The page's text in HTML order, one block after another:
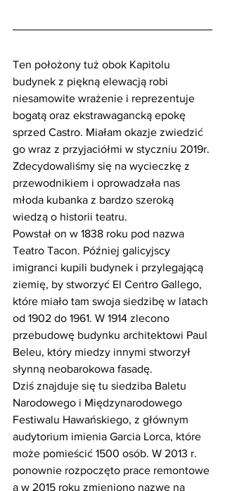
Ten położony tuż obok Kapitolu
budynek z piękną elewacją robi
niesamowite wrażenie i reprezentuje
bogatą oraz ekstrawagancką epokę
sprzed Castro. Miałam okazje zwiedzić
go wraz z przyjaciółmi w styczniu 2019r.
Zdecydowaliśmy się na wycieczkę z
przewodnikiem i oprowadzała nas
młoda kubanka z bardzo szeroką
wiedzą o historii teatru.
Powstał on w 1838 roku pod nazwa
Teatro Tacon. Później galicyjscy
imigranci kupili budynek i przylegającą
ziemię, by stworzyć El Centro Gallego,
które miało tam swoja siedzibę w latach
od 1902 do 1961. W 1914 zlecono
przebudowę budynku architektowi Paul
Beleu, który miedzy innymi stworzył
słynną neobarokowa fasadę.
Dziś znajduje się tu siedziba Baletu
Narodowego i Międzynarodowego
Festiwalu Hawańskiego, z głównym
audytorium imienia Garcia Lorca, które
może pomieścić 1500 osób. W 2013 r.
ponownie rozpoczęto prace remontowe
a w 2015 roku zmieniono nazwę na